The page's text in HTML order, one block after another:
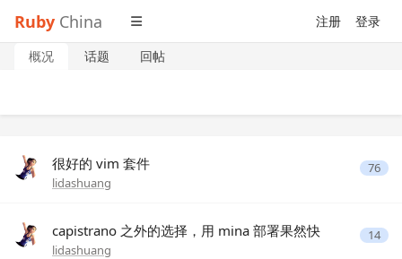
Ruby China 注册 登录
概况 话题 回帖
很好的 vim 套件
lidashuang
76
capistrano 之外的选择，用 mina 部署果然快
lidashuang
14